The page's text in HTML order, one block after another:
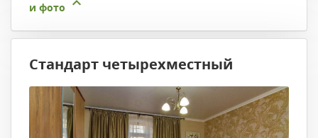
и фото
Стандарт четырехместный